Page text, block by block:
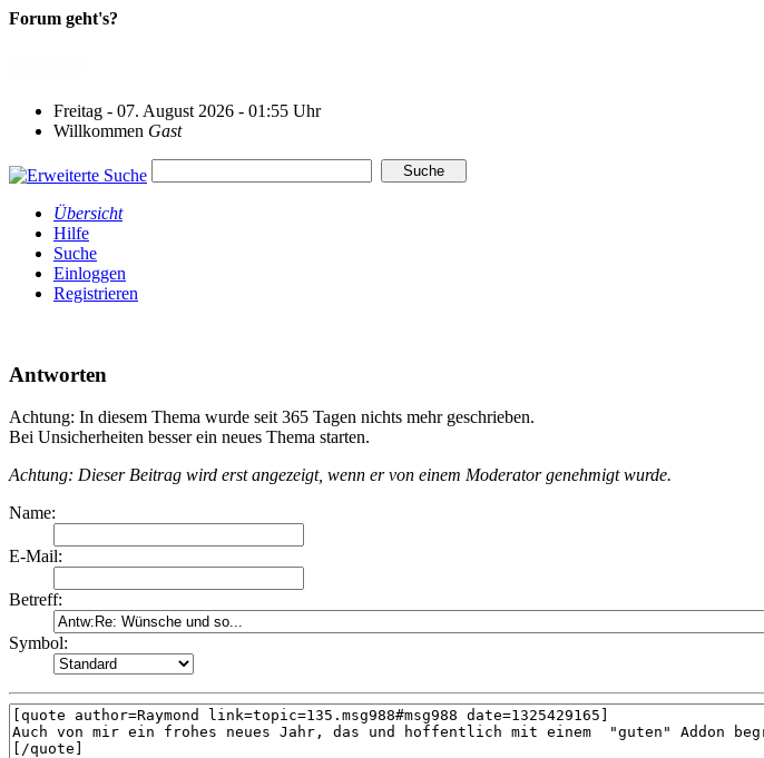
Forum geht's?
Freitag - 07. August 2026 - 01:55 Uhr
Willkommen Gast
Übersicht
Hilfe
Suche
Einloggen
Registrieren
Antworten
Achtung: In diesem Thema wurde seit 365 Tagen nichts mehr geschrieben.
Bei Unsicherheiten besser ein neues Thema starten.
Achtung: Dieser Beitrag wird erst angezeigt, wenn er von einem Moderator genehmigt wurde.
Name:
E-Mail:
Betreff:
Symbol: